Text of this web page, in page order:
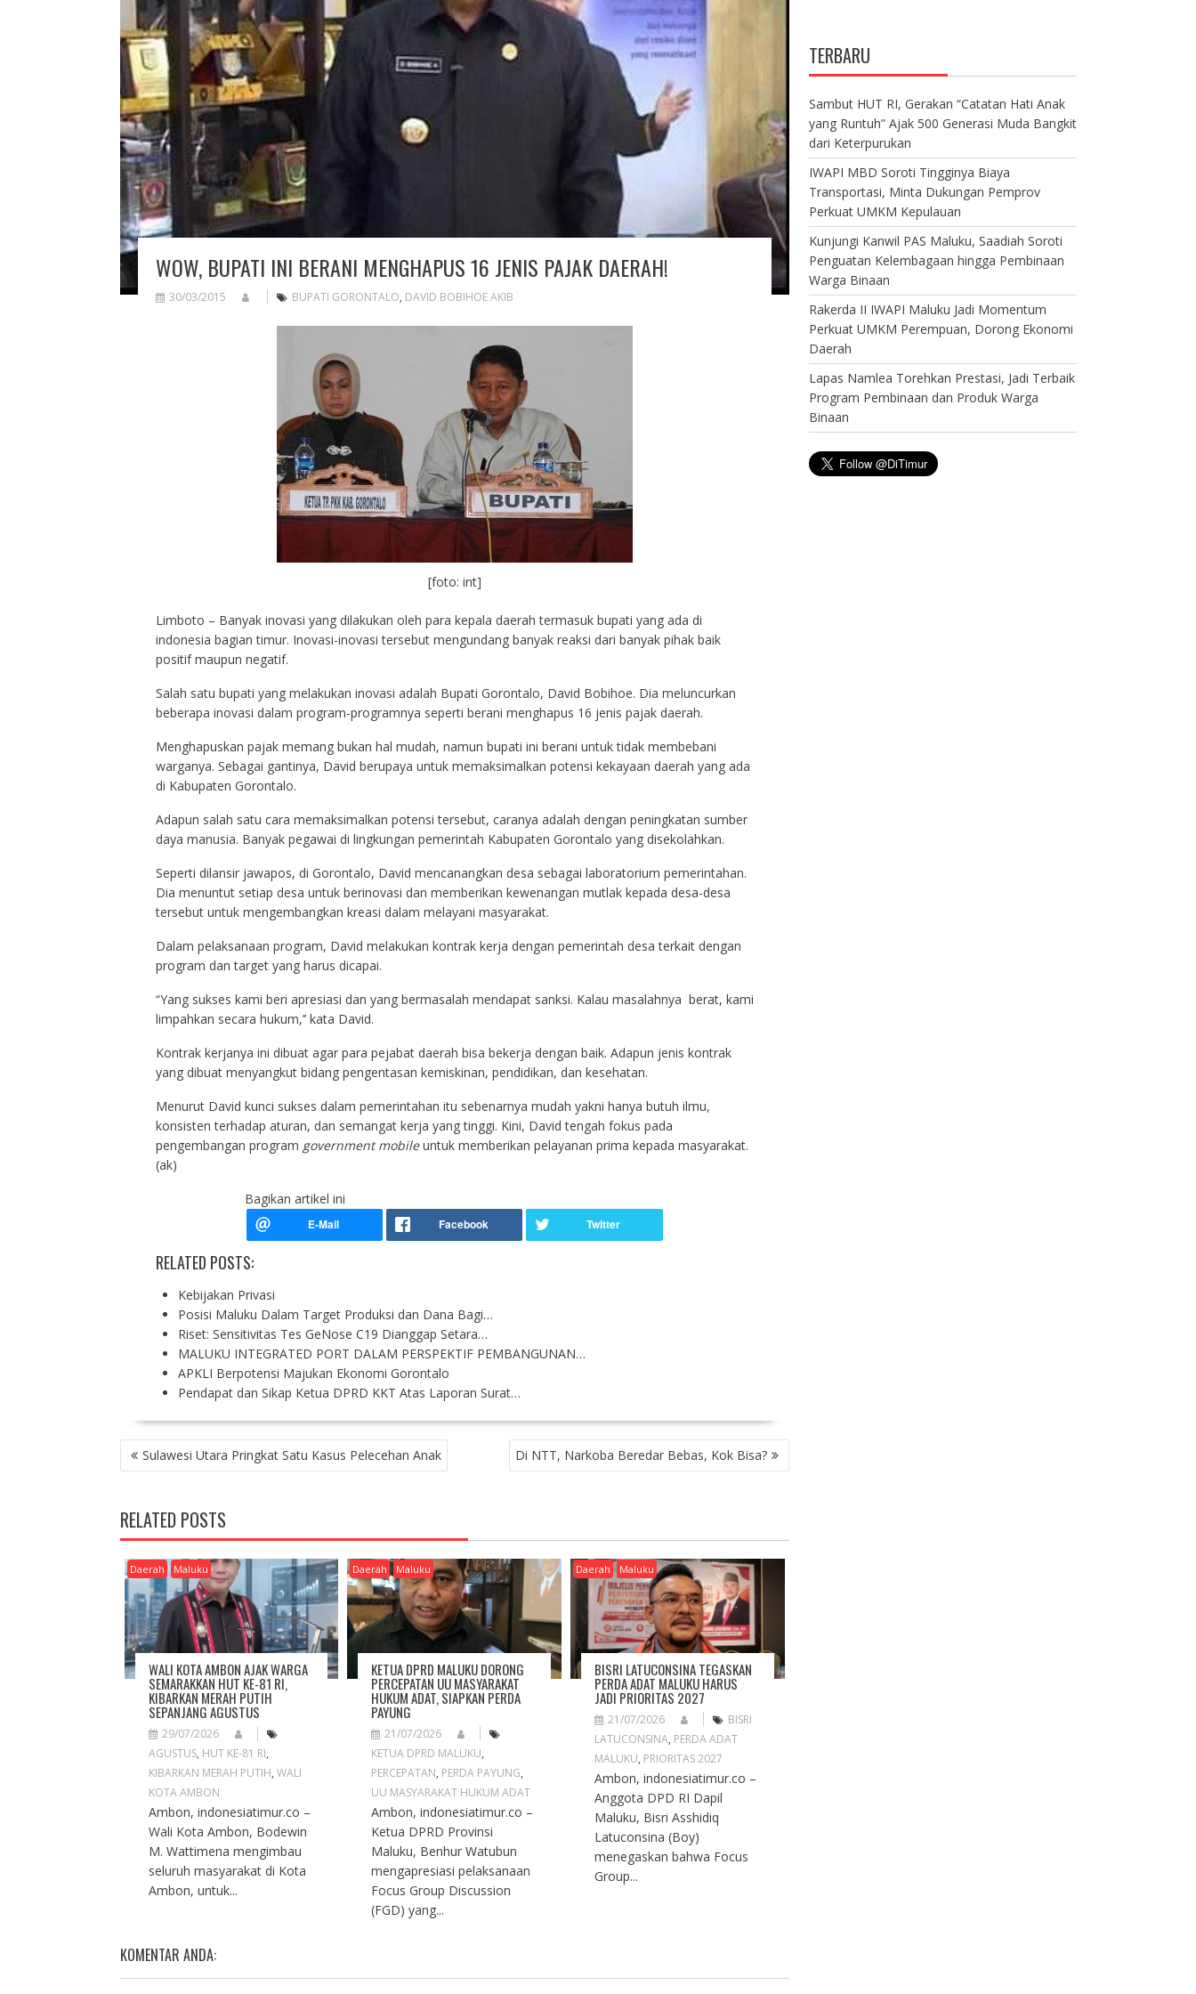
WOW, BUPATI INI BERANI MENGHAPUS 16 JENIS PAJAK DAERAH!
30/03/2015 BUPATI GORONTALO, DAVID BOBIHOE AKIB
[foto: int]
Limboto – Banyak inovasi yang dilakukan oleh para kepala daerah termasuk bupati yang ada di
indonesia bagian timur. Inovasi-inovasi tersebut mengundang banyak reaksi dari banyak pihak baik
positif maupun negatif.
Salah satu bupati yang melakukan inovasi adalah Bupati Gorontalo, David Bobihoe. Dia meluncurkan
beberapa inovasi dalam program-programnya seperti berani menghapus 16 jenis pajak daerah.
Menghapuskan pajak memang bukan hal mudah, namun bupati ini berani untuk tidak membebani
warganya. Sebagai gantinya, David berupaya untuk memaksimalkan potensi kekayaan daerah yang ada
di Kabupaten Gorontalo.
Adapun salah satu cara memaksimalkan potensi tersebut, caranya adalah dengan peningkatan sumber
daya manusia. Banyak pegawai di lingkungan pemerintah Kabupaten Gorontalo yang disekolahkan.
Seperti dilansir jawapos, di Gorontalo, David mencanangkan desa sebagai laboratorium pemerintahan.
Dia menuntut setiap desa untuk berinovasi dan memberikan kewenangan mutlak kepada desa-desa
tersebut untuk mengembangkan kreasi dalam melayani masyarakat.
Dalam pelaksanaan program, David melakukan kontrak kerja dengan pemerintah desa terkait dengan
program dan target yang harus dicapai.
“Yang sukses kami beri apresiasi dan yang bermasalah mendapat sanksi. Kalau masalahnya berat, kami
limpahkan secara hukum,’’ kata David.
Kontrak kerjanya ini dibuat agar para pejabat daerah bisa bekerja dengan baik. Adapun jenis kontrak
yang dibuat menyangkut bidang pengentasan kemiskinan, pendidikan, dan kesehatan.
Menurut David kunci sukses dalam pemerintahan itu sebenarnya mudah yakni hanya butuh ilmu,
konsisten terhadap aturan, dan semangat kerja yang tinggi. Kini, David tengah fokus pada
pengembangan program government mobileuntuk memberikan pelayanan prima kepada masyarakat.
(ak)
Bagikan artikel ini
RELATED POSTS:
Kebijakan Privasi
Posisi Maluku Dalam Target Produksi dan Dana Bagi…
Riset: Sensitivitas Tes GeNose C19 Dianggap Setara…
MALUKU INTEGRATED PORT DALAM PERSPEKTIF PEMBANGUNAN…
APKLI Berpotensi Majukan Ekonomi Gorontalo
Pendapat dan Sikap Ketua DPRD KKT Atas Laporan Surat…
P
O
T
N
A
V
G
A
T
O
Sulawesi Utara Pringkat Satu Kasus Pelecehan Anak Di NTT, Narkoba Beredar Bebas, Kok Bisa?
RELATED POSTS
Daerah Maluku
WALI KOTA AMBON AJAK WARGA
SEMARAKKAN HUT KE-81 RI,
KIBARKAN MERAH PUTIH
SEPANJANG AGUSTUS
29/07/2026
AGUSTUS, HUT KE-81 RI,
KIBARKAN MERAH PUTIH, WALI
KOTA AMBON
Ambon, indonesiatimur.co –
Wali Kota Ambon, Bodewin
M. Wattimena mengimbau
seluruh masyarakat di Kota
Ambon, untuk...
Daerah Maluku
KETUA DPRD MALUKU DORONG
PERCEPATAN UU MASYARAKAT
HUKUM ADAT, SIAPKAN PERDA
PAYUNG
21/07/2026
KETUA DPRD MALUKU,
PERCEPATAN, PERDA PAYUNG,
UU MASYARAKAT HUKUM ADAT
Ambon, indonesiatimur.co –
Ketua DPRD Provinsi
Maluku, Benhur Watubun
mengapresiasi pelaksanaan
Focus Group Discussion
(FGD) yang...
Daerah Maluku
BISRI LATUCONSINA TEGASKAN
PERDA ADAT MALUKU HARUS
JADI PRIORITAS 2027
21/07/2026
BISRI
LATUCONSINA, PERDA ADAT
MALUKU, PRIORITAS 2027
Ambon, indonesiatimur.co –
Anggota DPD RI Dapil
Maluku, Bisri Asshidiq
Latuconsina (Boy)
menegaskan bahwa Focus
Group...
KOMENTAR ANDA:
TERBARU
Sambut HUT RI, Gerakan “Catatan Hati Anak
yang Runtuh” Ajak 500 Generasi Muda Bangkit
dari Keterpurukan
IWAPI MBD Soroti Tingginya Biaya
Transportasi, Minta Dukungan Pemprov
Perkuat UMKM Kepulauan
Kunjungi Kanwil PAS Maluku, Saadiah Soroti
Penguatan Kelembagaan hingga Pembinaan
Warga Binaan
Rakerda II IWAPI Maluku Jadi Momentum
Perkuat UMKM Perempuan, Dorong Ekonomi
Daerah
Lapas Namlea Torehkan Prestasi, Jadi Terbaik
Program Pembinaan dan Produk Warga
Binaan